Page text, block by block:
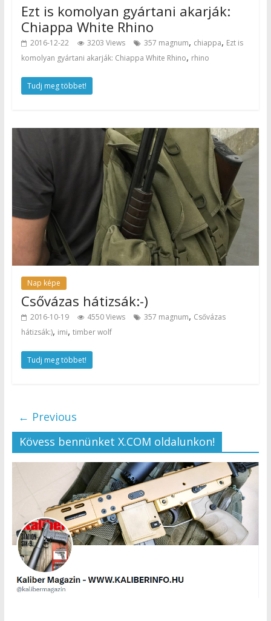
Ezt is komolyan gyártani akarják:
Chiappa White Rhino
2016-12-22 3203 Views 357 magnum, chiappa, Ezt is
komolyan gyártani akarják: Chiappa White Rhino, rhino
Tudj meg többet!
Nap képe
Csővázas hátizsák:-)
2016-10-19 4550 Views 357 magnum, Csővázas
hátizsák:), imi, timber wolf
Tudj meg többet!
← Previous
Kövess bennünket X.COM oldalunkon!